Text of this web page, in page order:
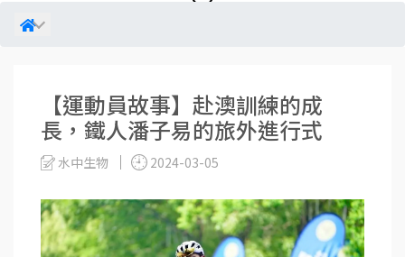
【運動員故事】赴澳訓練的成
長，鐵人潘子易的旅外進行式
水中生物 2024-03-05